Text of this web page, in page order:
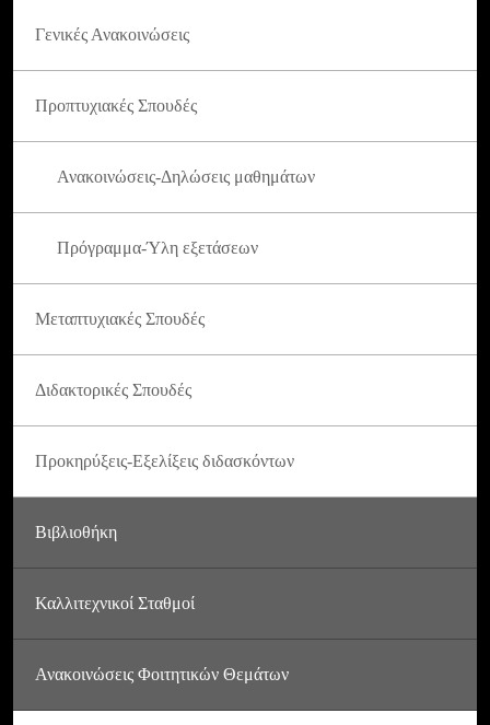
Γενικές Ανακοινώσεις
Προπτυχιακές Σπουδές
Ανακοινώσεις-Δηλώσεις μαθημάτων
Πρόγραμμα-Ύλη εξετάσεων
Μεταπτυχιακές Σπουδές
Διδακτορικές Σπουδές
Προκηρύξεις-Εξελίξεις διδασκόντων
Βιβλιοθήκη
Καλλιτεχνικοί Σταθμοί
Ανακοινώσεις Φοιτητικών Θεμάτων